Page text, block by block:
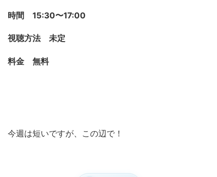
時間 15:30〜17:00
視聴方法 未定
料金 無料
今週は短いですが、この辺で！